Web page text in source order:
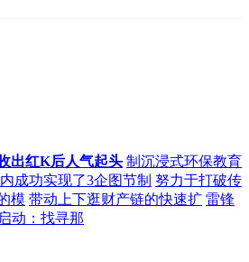
出红K后人气起头 制沉浸式环保教育
成功实现了3企图节制 努力于打破传
模 带动上下逛财产链的快速扩 雷锋
动：找寻那